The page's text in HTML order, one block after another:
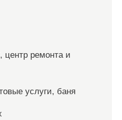
ремонта и
услуги, баня